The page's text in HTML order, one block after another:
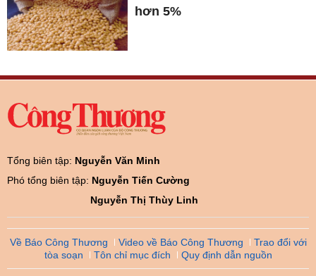
hơn 5%
Tổng biên tập: Nguyễn Văn Minh
Phó tổng biên tập: Nguyễn Tiến Cường
Nguyễn Thị Thùy Linh
Về Báo Công Thương Video về Báo Công Thương
Trao đổi với
tòa soạn
Tôn chỉ mục đích Quy định dẫn nguồn